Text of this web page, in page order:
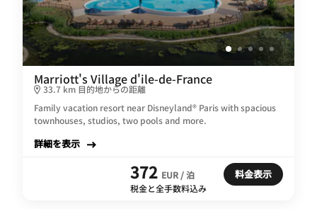
Marriott's Village d'ile-de-France
33.7 km 目的地からの距離
Family vacation resort near Disneyland® Paris with spacious
townhouses, studios, two pools and more.
詳細を表示
372 EUR / 泊
税金と全手数料込み
料金表示